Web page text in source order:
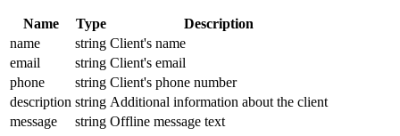
Name Type
Description
name
string Client's name
email
string Client's email
phone
string Client's phone number
description string Additional information about the client
message
string Offline message text